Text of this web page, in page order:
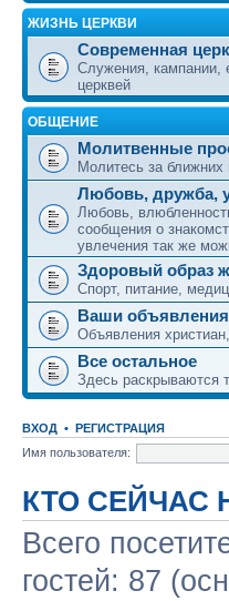
ЖИЗНЬ ЦЕРКВИ
Современная
Служения, кампании,
церквей
ОБЩЕНИЕ
Молитвенные
Молитесь за ближних
Любовь, дружба,
Любовь,
сообщения о
увлечения так же
Здоровый образ
Спорт, питание,
Ваши объявления
Объявления
Все остальное
Здесь раскрываются
ВХОД • РЕГИСТРАЦИЯ
Имя пользователя:
КТО СЕЙЧАС
Всего
гостей: 87